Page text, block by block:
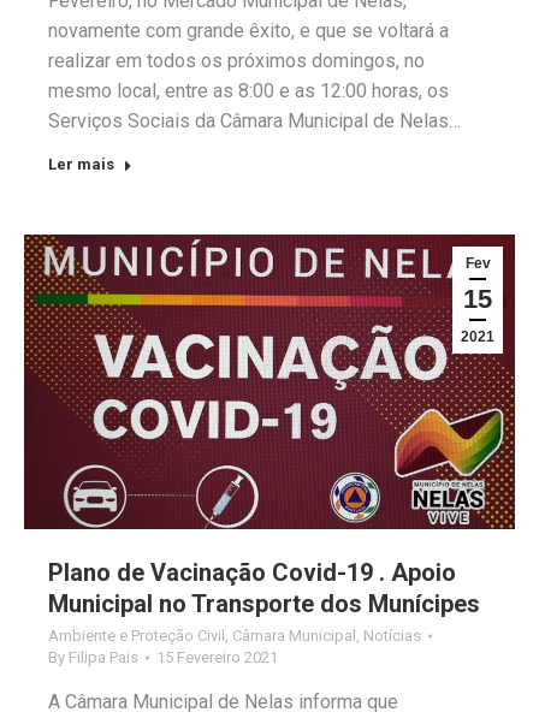
novamente com grande êxito, e que se voltará a
realizar em todos os próximos domingos, no
mesmo local, entre as 8:00 e as 12:00 horas, os
Serviços Sociais da Câmara Municipal de Nelas…
Ler mais
Fev
15
2021
Plano de Vacinação Covid-19 . Apoio
Municipal no Transporte dos Munícipes
Ambiente e Proteção Civil Câmara Municipal
Notícias
By Filipa Pais 15 Fevereiro 2021
A Câmara Municipal de Nelas informa que